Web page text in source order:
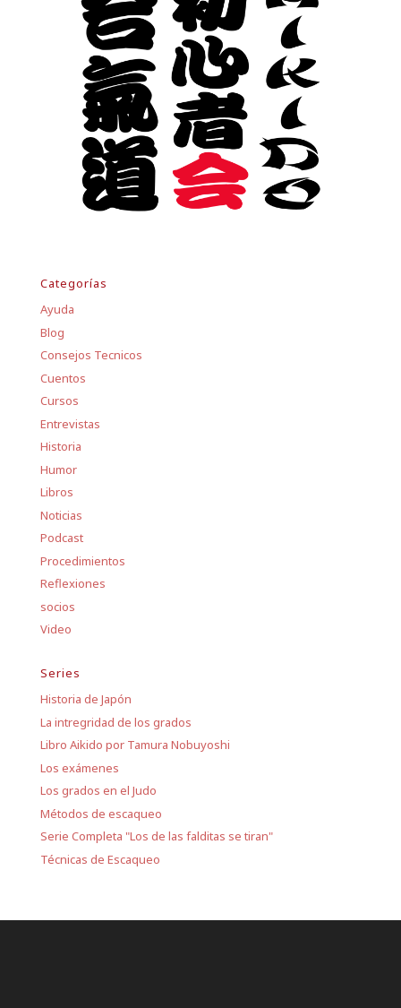
Categorías
Ayuda
Blog
Consejos Tecnicos
Cuentos
Cursos
Entrevistas
Historia
Humor
Libros
Noticias
Podcast
Procedimientos
Reflexiones
socios
Video
Series
Historia de Japón
La intregridad de los grados
Libro Aikido por Tamura Nobuyoshi
Los exámenes
Los grados en el Judo
Métodos de escaqueo
Serie Completa "Los de las falditas se tiran"
Técnicas de Escaqueo